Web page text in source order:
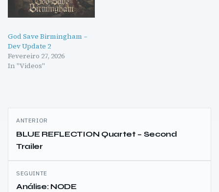
God Save Birmingham –
Dev Update 2
Fevereiro 27, 2026
In "Videos"
Navegação
de
artigos
ANTERIOR
BLUE REFLECTION Quartet – Second
Trailer
SEGUINTE
Análise: NODE